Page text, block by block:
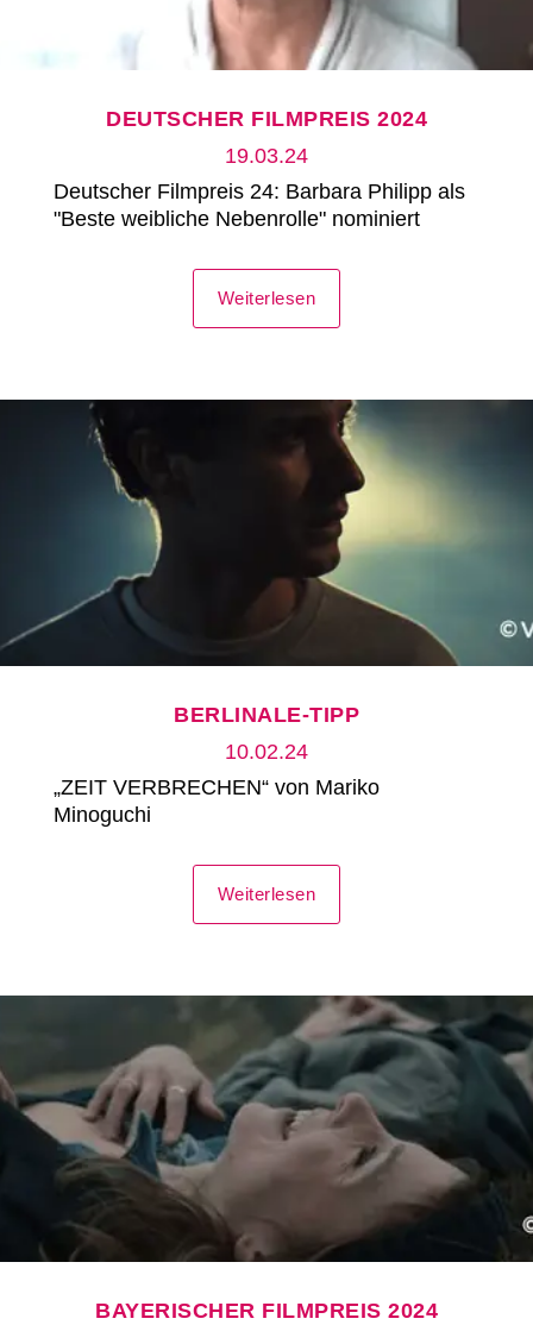
DEUTSCHER FILMPREIS 2024
19.03.24
Deutscher Filmpreis 24: Barbara Philipp als
"Beste weibliche Nebenrolle" nominiert
Weiterlesen
BERLINALE-TIPP
10.02.24
„ZEIT VERBRECHEN“ von Mariko
Minoguchi
Weiterlesen
BAYERISCHER FILMPREIS 2024